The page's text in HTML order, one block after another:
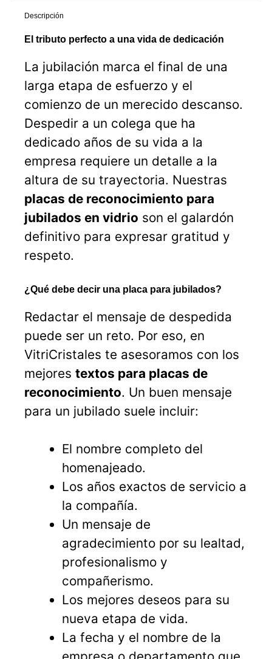
Descripción
El tributo perfecto a una vida de dedicación
La jubilación marca el final de una
larga etapa de esfuerzo y el
comienzo de un merecido descanso.
Despedir a un colega que ha
dedicado años de su vida a la
empresa requiere un detalle a la
altura de su trayectoria. Nuestras
placas de reconocimiento para
jubilados en vidrio son el galardón
definitivo para expresar gratitud y
respeto.
¿Qué debe decir una placa para jubilados?
Redactar el mensaje de despedida
puede ser un reto. Por eso, en
VitriCristales te asesoramos con los
mejores textos para placas de
reconocimiento. Un buen mensaje
para un jubilado suele incluir:
El nombre completo del
homenajeado.
Los años exactos de servicio a
la compañía.
Un mensaje de
agradecimiento por su lealtad,
profesionalismo y
compañerismo.
Los mejores deseos para su
nueva etapa de vida.
La fecha y el nombre de la